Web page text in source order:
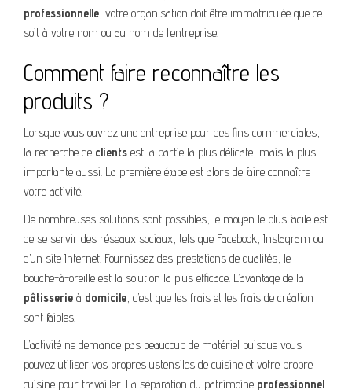
professionnelle, votre organisation doit être immatriculée que ce
soit à votre nom ou au nom de l’entreprise.
Comment faire reconnaître les
produits ?
Lorsque vous ouvrez une entreprise pour des fins commerciales,
la recherche de clients est la partie la plus délicate, mais la plus
importante aussi. La première étape est alors de faire connaître
votre activité.
De nombreuses solutions sont possibles, le moyen le plus facile est
de se servir des réseaux sociaux, tels que Facebook, Instagram ou
d’un site Internet. Fournissez des prestations de qualités, le
bouche-à-oreille est la solution la plus efficace. L’avantage de la
pâtisserie à domicile, c’est que les frais et les frais de création
sont faibles.
L’activité ne demande pas beaucoup de matériel puisque vous
pouvez utiliser vos propres ustensiles de cuisine et votre propre
cuisine pour travailler. La séparation du patrimoine professionnel